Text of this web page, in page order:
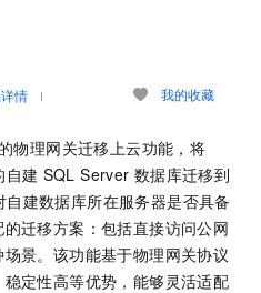
情 我的收藏
物理网关迁移上云功能，将
自建 SQL Server 数据库迁移到
建数据库所在服务器是否具备
迁移方案：包括直接访问公网
景。该功能基于物理网关协议
定性高等优势，能够灵活适配